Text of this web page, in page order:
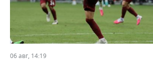
06 авг, 14:19